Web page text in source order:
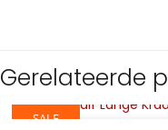
Gerelateerde
SALE